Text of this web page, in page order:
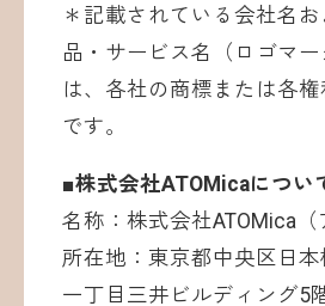
＊記載されている会社名
品・サービス名（ロゴマー
は、各社の商標または各
です。
■株式会社ATOMicaについ
名称：株式会社ATOMica（
所在地：東京都中央区日
一丁目三井ビルディング5階